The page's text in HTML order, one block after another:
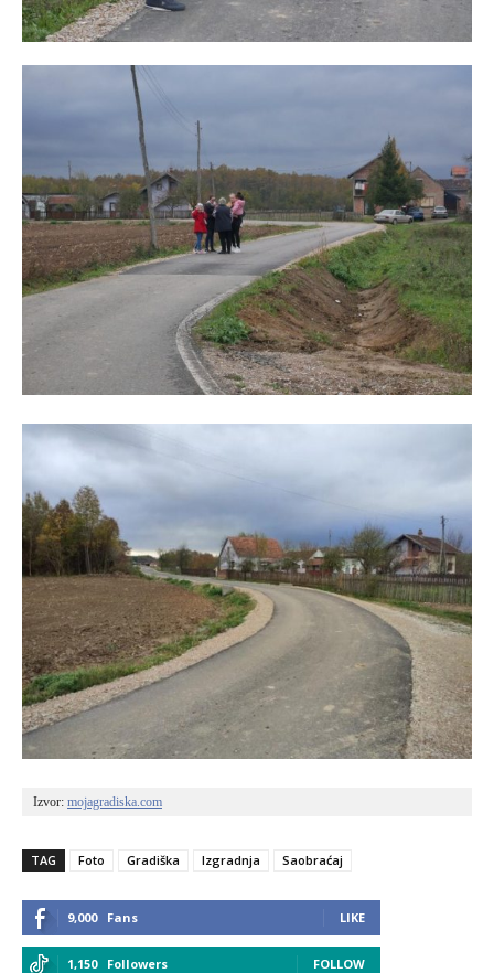
Izvor: mojagradiska.com
TAG Foto Gradiška Izgradnja Saobraćaj
9,000 Fans LIKE
1,150 Followers FOLLOW